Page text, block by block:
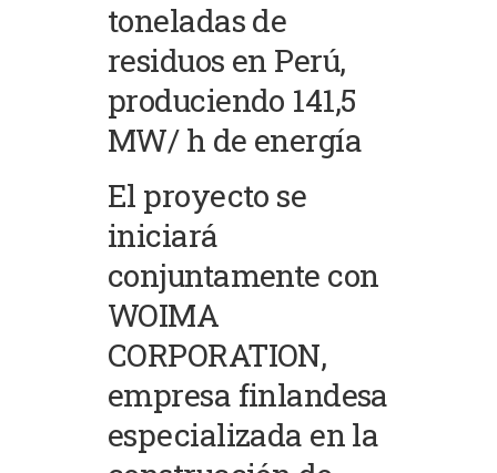
toneladas de
residuos en Perú,
produciendo 141,5
MW/ h de energía
El proyecto se
iniciará
conjuntamente con
WOIMA
CORPORATION,
empresa finlandesa
especializada en la